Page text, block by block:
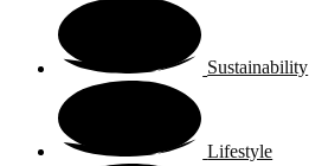
Sustainability
Lifestyle